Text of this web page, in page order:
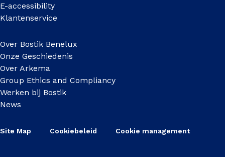
E-accessibility
Klantenservice
Over Bostik Benelux
Onze Geschiedenis
Over Arkema
Group Ethics and Compliancy
Werken bij Bostik
News
Site Map Cookiebeleid Cookie management